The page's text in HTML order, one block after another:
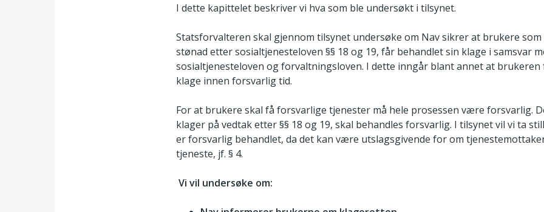
I dette kapittelet beskriver vi hva som ble undersøkt i tilsynet.
Statsforvalteren skal gjennom tilsynet undersøke om Nav sikrer at brukere
stønad etter sosialtjenesteloven §§ 18 og 19, får behandlet sin klage i samsvar
sosialtjenesteloven og forvaltningsloven. I dette inngår blant annet at brukeren
klage innen forsvarlig tid.
For at brukere skal få forsvarlige tjenester må hele prosessen være forsvarlig.
klager på vedtak etter §§ 18 og 19, skal behandles forsvarlig. I tilsynet vil vi ta
er forsvarlig behandlet, da det kan være utslagsgivende for om
tjeneste, jf. § 4.
Vi vil undersøke om: